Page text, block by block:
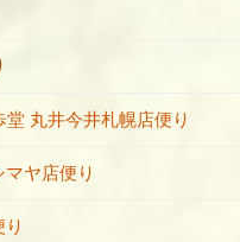
丸井今井札幌店便り
ヤ店便り